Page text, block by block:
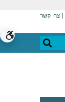
צרו קשר